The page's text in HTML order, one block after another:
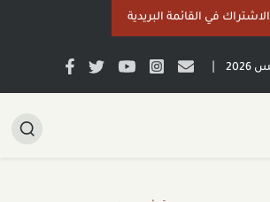
الاشتراك في القائمة البريدية